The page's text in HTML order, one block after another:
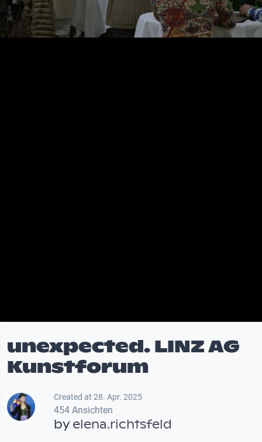
unexpected. LINZ AG
Kunstforum
Created at 28. Apr. 2025
454 Ansichten
byelena.richtsfeld